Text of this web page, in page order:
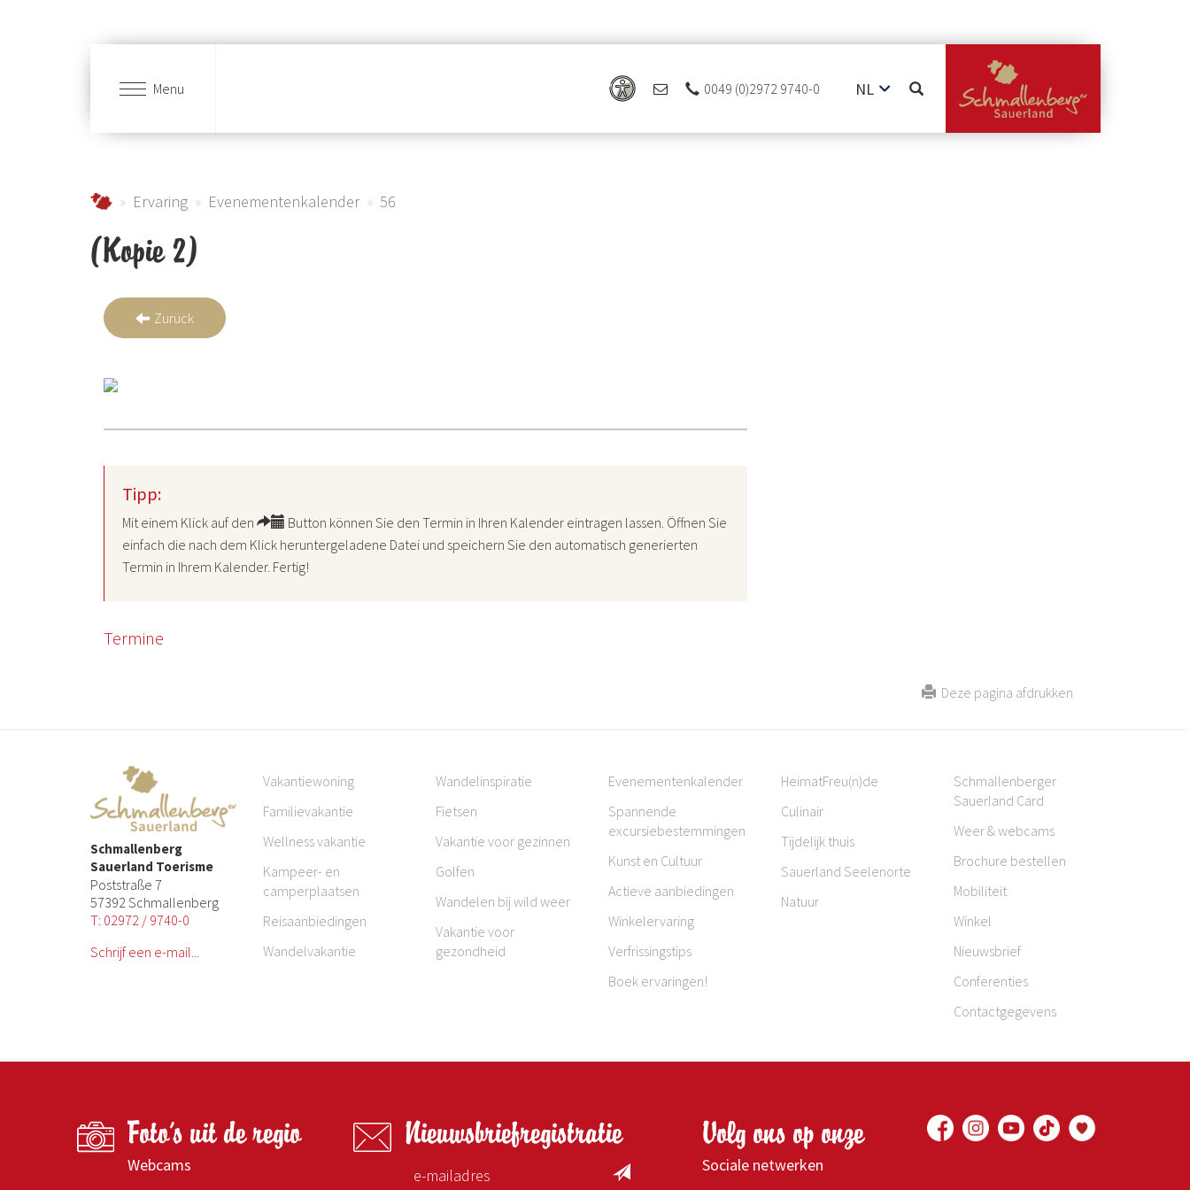
Menu 0049 (0)2972 9740-0
NL
EN
Urlaub im Schmallenberger Sauerland und der Ferienregion Eslohe
Ervaring Evenementenkalender 56
(Kopie 2)
Zurück
Tipp:
Mit einem Klick auf den
Button können Sie den Termin in Ihren Kalender eintragen lassen. Öffnen Sie
einfach die nach dem Klick heruntergeladene Datei und speichern Sie den automatisch generierten
Termin in Ihrem Kalender. Fertig!
Termine
Deze pagina afdrukken
Schmallenberg
Sauerland Toerisme
Poststraße 7
57392 Schmallenberg
T: 02972 / 9740-0
Schrijf een e-mail...
Vakantiewoning
Familievakantie
Wellness vakantie
Kampeer- en
camperplaatsen
Reisaanbiedingen
Wandelvakantie
Wandelinspiratie
Fietsen
Vakantie voor gezinnen
Golfen
Wandelen bij wild weer
Vakantie voor
gezondheid
Evenementenkalender
Spannende
excursiebestemmingen
Kunst en Cultuur
Actieve aanbiedingen
Winkelervaring
Verfrissingstips
Boek ervaringen!
HeimatFreu(n)de
Culinair
Tijdelijk thuis
Sauerland Seelenorte
Natuur
Schmallenberger
Sauerland Card
Weer & webcams
Brochure bestellen
Mobiliteit
Winkel
Nieuwsbrief
Conferenties
Contactgegevens
Foto's uit de regio
Webcams
Nieuwsbriefregistratie Volg ons op onze
Sociale netwerken